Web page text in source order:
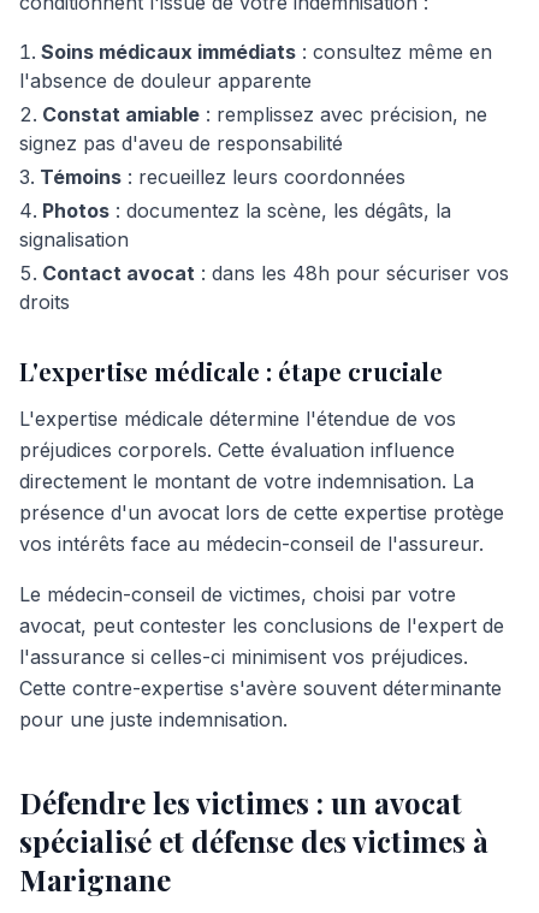
Soins médicaux immédiats : consultez même en
l'absence de douleur apparente
Constat amiable : remplissez avec précision, ne
signez pas d'aveu de responsabilité
Témoins : recueillez leurs coordonnées
Photos : documentez la scène, les dégâts, la
signalisation
Contact avocat : dans les 48h pour sécuriser vos
droits
L'expertise médicale : étape cruciale
L'expertise médicale détermine l'étendue de vos
préjudices corporels. Cette évaluation influence
directement le montant de votre indemnisation. La
présence d'un avocat lors de cette expertise protège
vos intérêts face au médecin-conseil de l'assureur.
Le médecin-conseil de victimes, choisi par votre
avocat, peut contester les conclusions de l'expert de
l'assurance si celles-ci minimisent vos préjudices.
Cette contre-expertise s'avère souvent déterminante
pour une juste indemnisation.
Défendre les victimes : un avocat
spécialisé et défense des victimes à
Marignane